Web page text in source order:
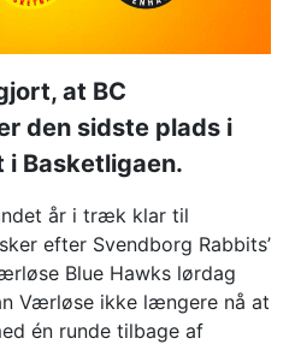
at BC
den sidste plads i
Basketligaen.
år i træk klar til
efter Svendborg Rabbits’
Blue Hawks lørdag
Værløse ikke længere nå at
én runde tilbage af